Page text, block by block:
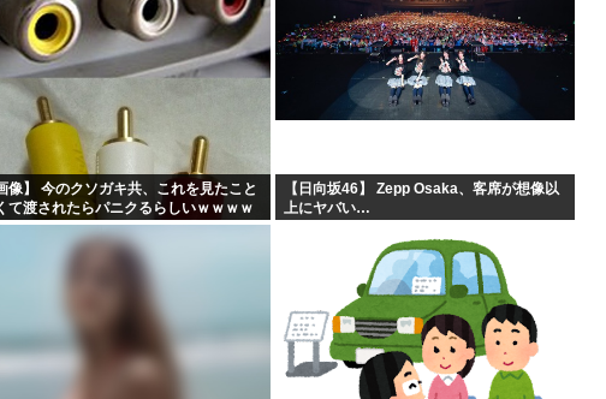
像】 今のクソガキ共、これを見たこと
て渡されたらパニクるらしいｗｗｗｗ
ｗｗｗｗｗｗｗ
【日向坂46】 Zepp Osaka、客席が想像以
上にヤバい…